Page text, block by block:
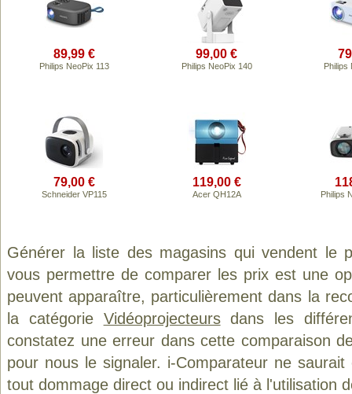
89,99 €
Philips NeoPix 113
99,00 €
Philips NeoPix 140 Philips
79,00 €
Schneider VP115
119,00 €
Acer QH12A Philips
Générer la liste des magasins qui vendent le
vous permettre de comparer les prix est une
peuvent apparaître, particulièrement dans la
la catégorie Vidéoprojecteursdans les
constatez une erreur dans cette comparaison
pour nous le signaler. i-Comparateur ne
tout dommage direct ou indirect lié à l'utilisation